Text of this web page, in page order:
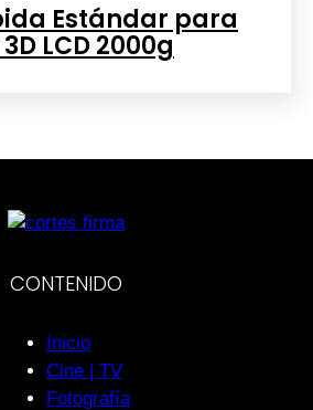
Estándar para
LCD 2000g
CONTENIDO
Inicio
Cine | TV
Fotografía